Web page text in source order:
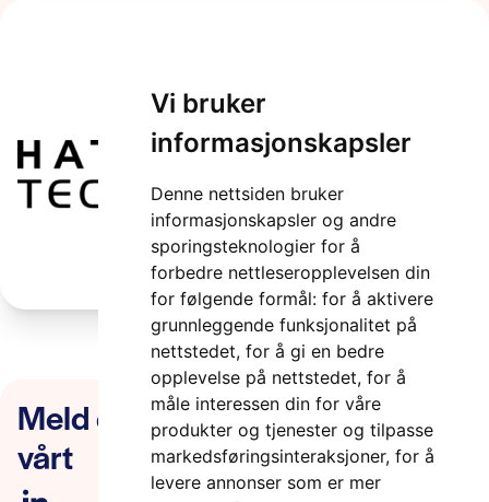
Vi bruker
informasjonskapsler
Denne nettsiden bruker
informasjonskapsler og andre
sporingsteknologier for å
forbedre nettleseropplevelsen din
for følgende formål: for å aktivere
grunnleggende funksjonalitet på
nettstedet, for å gi en bedre
opplevelse på nettstedet, for å
måle interessen din for våre
produkter og tjenester og tilpasse
markedsføringsinteraksjoner, for å
levere annonser som er mer
Hatteland logo
Meld deg på nyhetsbrevet
vårt